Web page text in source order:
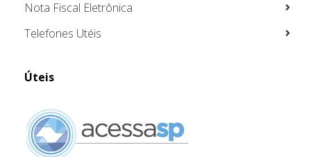
Nota Fiscal Eletrônica
Telefones Utéis
Úteis